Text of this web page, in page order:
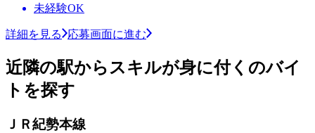
未経験OK
詳細を見る 応募画面に進む
近隣の駅からスキルが身に付くのバイ
トを探す
ＪＲ紀勢本線